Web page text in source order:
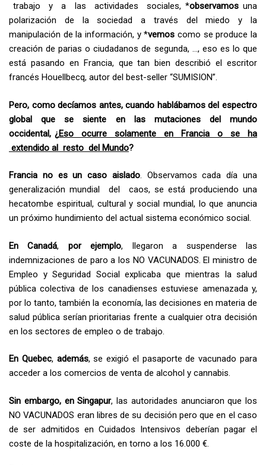
trabajo y a las actividades sociales, *observamosuna
polarización de la sociedad a través del miedo y la
manipulación de la información, y *vemoscomo se produce la
creación de parias o ciudadanos de segunda, …, eso es lo que
está pasando en Francia, que tan bien describió el escritor
francés Houellbecq, autor del best-seller “SUMISION”.
Pero, como decíamos antes, cuando hablábamos del espectro
global que se siente en las mutaciones del mundo
occidental, ¿Eso ocurre solamente en Francia o se ha
extendido al resto del Mundo?
Francia no es un caso aislado. Observamos cada día una
generalización mundial del caos, se está produciendo una
hecatombe espiritual, cultural y social mundial, lo que anuncia
un próximo hundimiento del actual sistema económico social.
En Canadá, por ejemplo, llegaron a suspenderse las
indemnizaciones de paro a los NO VACUNADOS. El ministro de
Empleo y Seguridad Social explicaba que mientras la salud
pública colectiva de los canadienses estuviese amenazada y,
por lo tanto, también la economía, las decisiones en materia de
salud pública serían prioritarias frente a cualquier otra decisión
en los sectores de empleo o de trabajo.
En Quebec, además, se exigió el pasaporte de vacunado para
acceder a los comercios de venta de alcohol y cannabis.
Sin embargo, en Singapur, las autoridades anunciaron que los
NO VACUNADOS eran libres de su decisión pero que en el caso
de ser admitidos en Cuidados Intensivos deberían pagar el
coste de la hospitalización, en torno a los 16.000 €.